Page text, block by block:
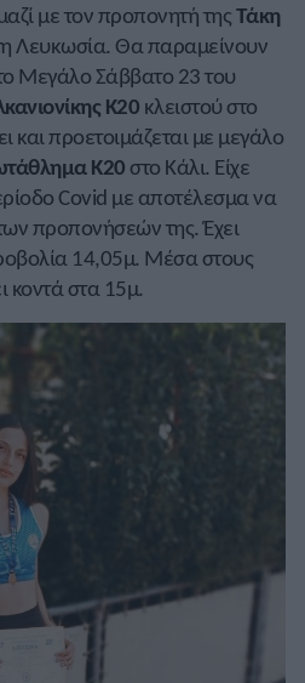
με τον προπονητή τηςΤάκη
Λευκωσία. Θα παραμείνουν
Μεγάλο Σάββατο 23 του
Κ20 κλειστού στο
και προετοιμάζεται με μεγάλο
Κ20 στο Κάλι. Είχε
Covid με αποτέλεσμα να
προπονήσεών της. Έχει
14,05μ. Μέσα στους
κοντά στα 15μ.